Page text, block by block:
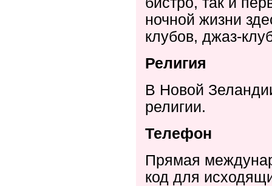
ночной жизни
клубов, джаз-
Религия
В Новой
религии.
Телефон
Прямая
код для